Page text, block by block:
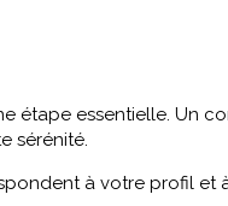
étape essentielle. Un
sérénité.
à votre profil et